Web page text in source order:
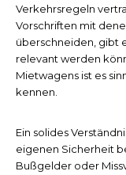
Verkehrsregeln
Vorschriften mit
überschneiden, gibt
relevant werden
Mietwagens ist es
kennen.
Ein solides
eigenen Sicherheit
Bußgelder oder